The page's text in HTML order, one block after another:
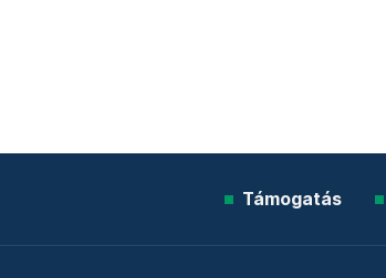
Támogatás